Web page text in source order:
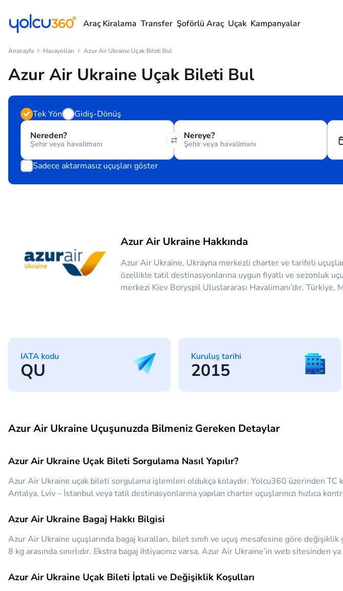
Araç Kiralama Transfer Şoförlü Araç Uçak Kampanyalar
Anasayfa Havayolları Azur Air Ukraine Uçak Bileti Bul
Azur Air Ukraine Uçak Bileti Bul
Tek Yön
Gidiş-Dönüş
Nereden?
Nereye?
Sadece aktarmasız uçuşları göster
Azur Air Ukraine Hakkında
Azur Air Ukraine, Ukrayna merkezli charter ve tarifeli
özellikle tatil destinasyonlarına uygun fiyatlı ve sezonluk
merkezi Kiev Boryspil Uluslararası Havalimanı’dır.
IATA kodu
QU
Kuruluş tarihi
2015
Azur Air Ukraine Uçuşunuzda Bilmeniz Gereken Detaylar
Azur Air Ukraine Uçak Bileti Sorgulama Nasıl Yapılır?
Azur Air Ukraine uçak bileti sorgulama işlemleri oldukça kolaydır. Yolcu360 üzerinden
Antalya, Lviv – İstanbul veya tatil destinasyonlarına yapılan charter uçuşlarınızı
Azur Air Ukraine Bagaj Hakkı Bilgisi
Azur Air Ukraine uçuşlarında bagaj kuralları, bilet sınıfı ve uçuş mesafesine göre
8 kg arasında sınırlıdır. Ekstra bagaj ihtiyacınız varsa, Azur Air Ukraine’in web sitesinden
Azur Air Ukraine Uçak Bileti İptali ve Değişiklik Koşulları